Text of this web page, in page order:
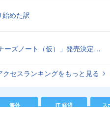
めた訳
「戦闘妖精雪風 デザイナーズノート（仮）」発売決定スーパーシルフやメイヴといった名機たちの“線”の妙味
クセスランキングをもっと見る
海外 IT 経済 ス